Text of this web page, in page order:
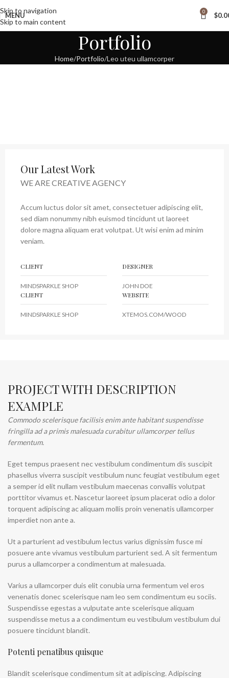
Skip to navigation
Skip to main content
MENU 0 $
Portfolio
Home Portfolio Leo uteu ullamcorper
Our Latest Work
WE ARE CREATIVE AGENCY
Accum luctus dolor sit amet, consectetuer adipiscing elit,
sed diam nonummy nibh euismod tincidunt ut laoreet
dolore magna aliquam erat volutpat. Ut wisi enim ad minim
veniam.
CLIENT
MINDSPARKLE SHOP
DESIGNER
JOHN DOE
CLIENT
MINDSPARKLE SHOP
WEBSITE
XTEMOS.COM/WOOD
PROJECT WITH DESCRIPTION
EXAMPLE
Commodo scelerisque facilisis enim ante habitant suspendisse
fringilla ad a primis malesuada curabitur ullamcorper tellus
fermentum.
Eget tempus praesent nec vestibulum condimentum dis suscipit
phasellus viverra suscipit vestibulum nunc feugiat vestibulum eget
a semper id elit nullam vestibulum maecenas convallis volutpat
porttitor vivamus et. Nascetur laoreet ipsum placerat odio a dolor
torquent adipiscing ac aliquam mollis proin venenatis ullamcorper
imperdiet non ante a.
Ut a parturient ad vestibulum lectus varius dignissim fusce mi
posuere ante vivamus vestibulum parturient sed. A sit fermentum
purus a ullamcorper a condimentum at malesuada.
Varius a ullamcorper duis elit conubia urna fermentum vel eros
venenatis donec scelerisque nam leo sem condimentum eu sociis.
Suspendisse egestas a vulputate ante scelerisque aliquam
suspendisse metus a a condimentum eu vestibulum vestibulum dui
posuere tincidunt blandit.
Potenti penatibus quisque
Blandit scelerisque condimentum sit at adipiscing. Adipiscing
Free Worldwide Shipping